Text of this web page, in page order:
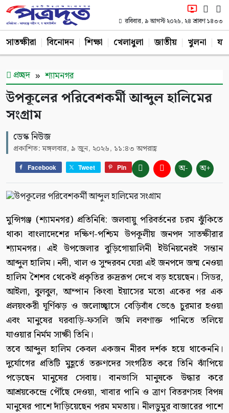
রবিবার, ৯ আগস্ট ২০২৬, ২৪ শ্রাবণ ১৪৩৩
সাতক্ষীরা বিনোদন শিক্ষা খেলাধুলা জাতীয় খুলনা
প্রচ্ছদ শ্যামনগর
উপকূলের পরিবেশকর্মী আব্দুল হালিমের
সংগ্রাম
ডেস্ক নিউজ
প্রকাশিত: মঙ্গলবার, ৯ জুন, ২০২৬, ১১:৪৩ অপরাহ্ণ
Facebook Tweet Pin অ- অ+
মুন্সিগঞ্জ (শ্যামনগর) প্রতিনিধি: জলবায়ু পরিবর্তনের চরম ঝুঁকিতে
থাকা বাংলাদেশের দক্ষিণ-পশ্চিম উপকূলীয় জনপদ সাতক্ষীরার
শ্যামনগর। এই উপজেলার বুড়িগোয়ালিনী ইউনিয়নেরই সন্তান
আব্দুল হালিম। নদী, খাল ও সুন্দরবন ঘেরা এই জনপদে জন্ম নেওয়া
হালিম শৈশব থেকেই প্রকৃতির রুদ্ররূপ দেখে বড় হয়েছেন। সিডর,
আইলা, বুলবুল, আম্পান কিংবা ইয়াসের মতো একের পর এক
প্রলয়ংকরী ঘূর্ণিঝড় ও জলোচ্ছ্বাসে বেড়িবাঁধ ভেঙে চুরমার হওয়া
এবং মানুষের ঘরবাড়ি-ফসলি জমি লবণাক্ত পানিতে তলিয়ে
যাওয়ার নির্মম সাক্ষী তিনি।
তবে আব্দুল হালিম কেবল একজন নীরব দর্শক হয়ে থাকেননি।
দুর্যোগের প্রতিটি মুহূর্তে তরুণদের সংগঠিত করে তিনি ঝাঁপিয়ে
পড়েছেন মানুষের সেবায়। বানভাসি মানুষকে উদ্ধার করে
আশ্রয়কেন্দ্রে পৌঁছে দেওয়া, খাবার পানি ও ত্রাণ বিতরণসহ বিপন্ন
মানুষের পাশে দাঁড়িয়েছেন পরম মমতায়। নীলডুমুর বাজারের পাশে